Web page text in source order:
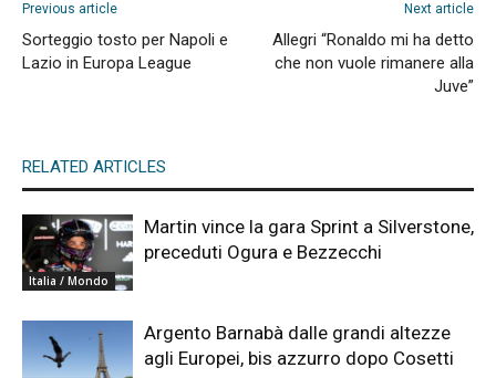
Previous article
Sorteggio tosto per Napoli e
Lazio in Europa League
Next article
Allegri “Ronaldo mi ha detto
che non vuole rimanere alla
Juve”
RELATED ARTICLES
Italia / Mondo
Martin vince la gara Sprint a Silverstone,
preceduti Ogura e Bezzecchi
Argento Barnabà dalle grandi altezze
agli Europei, bis azzurro dopo Cosetti